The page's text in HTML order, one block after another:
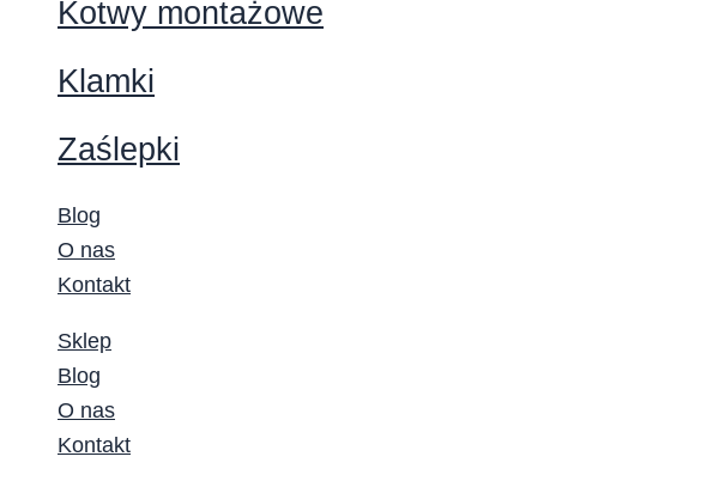
Kotwy montażowe
Klamki
Zaślepki
Blog
O nas
Kontakt
Sklep
Blog
O nas
Kontakt